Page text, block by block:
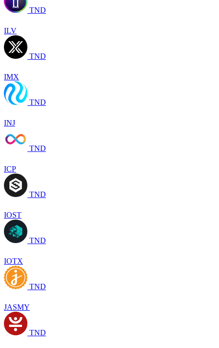
TND
ILV
TND
IMX
TND
INJ
TND
ICP
TND
IOST
TND
IOTX
TND
JASMY
TND